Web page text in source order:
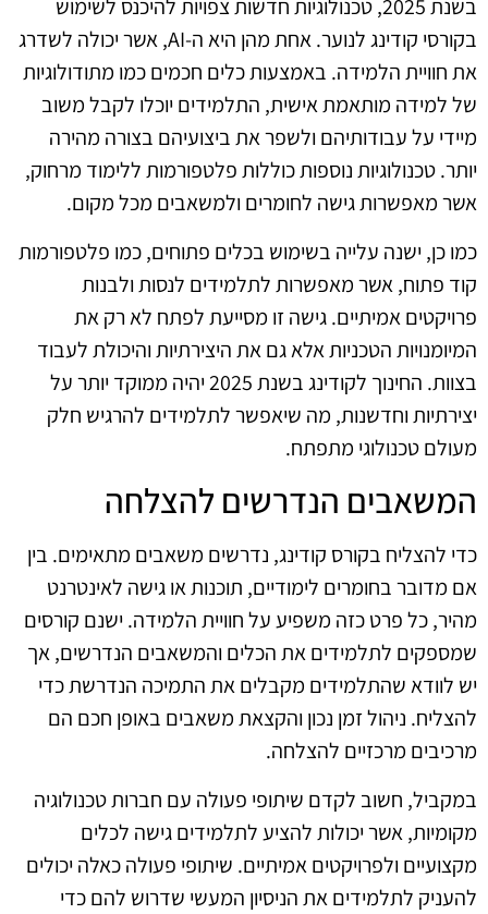
בשנת 2025, טכנולוגיות חדשות צפויות להיכנס לשימוש
בקורסי קודינג לנוער. אחת מהן היא ה-AI, אשר יכולה לשדרג
את חוויית הלמידה. באמצעות כלים חכמים כמו מתודולוגיות
של למידה מותאמת אישית, התלמידים יוכלו לקבל משוב
מיידי על עבודותיהם ולשפר את ביצועיהם בצורה מהירה
יותר. טכנולוגיות נוספות כוללות פלטפורמות ללימוד מרחוק,
אשר מאפשרות גישה לחומרים ולמשאבים מכל מקום.
כמו כן, ישנה עלייה בשימוש בכלים פתוחים, כמו פלטפורמות
קוד פתוח, אשר מאפשרות לתלמידים לנסות ולבנות
פרויקטים אמיתיים. גישה זו מסייעת לפתח לא רק את
המיומנויות הטכניות אלא גם את היצירתיות והיכולת לעבוד
בצוות. החינוך לקודינג בשנת 2025 יהיה ממוקד יותר על
יצירתיות וחדשנות, מה שיאפשר לתלמידים להרגיש חלק
מעולם טכנולוגי מתפתח.
המשאבים הנדרשים להצלחה
כדי להצליח בקורס קודינג, נדרשים משאבים מתאימים. בין
אם מדובר בחומרים לימודיים, תוכנות או גישה לאינטרנט
מהיר, כל פרט כזה משפיע על חוויית הלמידה. ישנם קורסים
שמספקים לתלמידים את הכלים והמשאבים הנדרשים, אך
יש לוודא שהתלמידים מקבלים את התמיכה הנדרשת כדי
להצליח. ניהול זמן נכון והקצאת משאבים באופן חכם הם
מרכיבים מרכזיים להצלחה.
במקביל, חשוב לקדם שיתופי פעולה עם חברות טכנולוגיה
מקומיות, אשר יכולות להציע לתלמידים גישה לכלים
מקצועיים ולפרויקטים אמיתיים. שיתופי פעולה כאלה יכולים
להעניק לתלמידים את הניסיון המעשי שדרוש להם כדי